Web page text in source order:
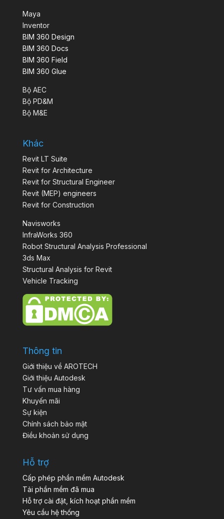
Maya
Inventor
BIM 360 Design
BIM 360 Docs
BIM 360 Field
BIM 360 Glue
Bộ AEC
Bộ PD&M
Bộ M&E
Khác
Revit LT Suite
Revit for Architecture
Revit for Structural Engineer
Revit (MEP) engineers
Revit for Construction
Navisworks
InfraWorks 360
Robot Structural Analysis Professional
3ds Max
Structural Analysis for Revit
Vehicle Tracking
Thông tin
Giới thiệu về AROTECH
Giới thiệu Autodesk
Tư vấn mua hàng
Khuyến mãi
Sự kiện
Chính sách bảo mật
Điều khoản sử dụng
Hỗ trợ
Cấp phép phần mềm Autodesk
Tải phần mềm đã mua
Hỗ trợ cài đặt, kích hoạt phần mềm
Yêu cầu hệ thống